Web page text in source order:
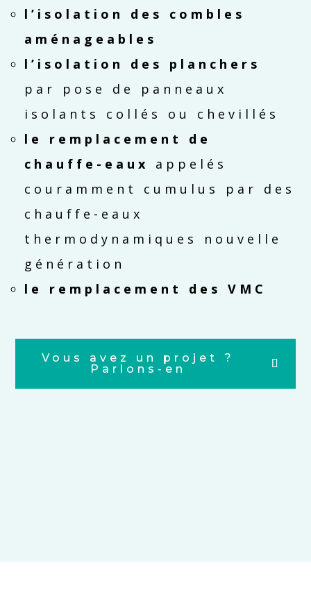
l’isolation des combles
aménageables
l’isolation des planchers
par pose de panneaux
isolants collés ou chevillés
le remplacement de
chauffe-eaux
appelés
couramment cumulus par des
chauffe-eaux
thermodynamiques nouvelle
génération
le remplacement des VMC
Vous avez un projet ?
Parlons-en